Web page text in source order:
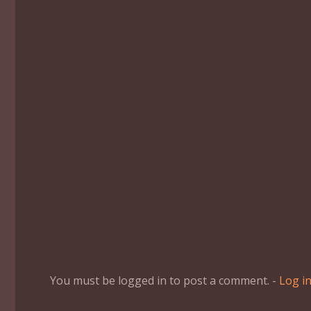
You must be logged in to post a comment. - Log in